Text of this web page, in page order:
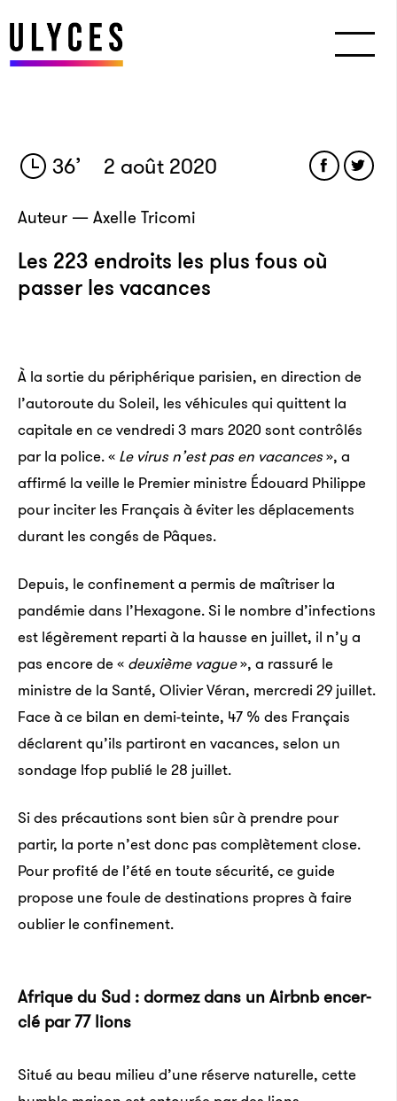
36’ 2 août 2020
Auteur — Axelle Tricomi
Les 223 endroits les plus fous où
passer les vacances
À la sortie du péri­phé­rique pari­sien, en direc­tion de
l’au­to­route du Soleil, les véhi­cules qui quittent la
capi­tale en ce vendredi 3 mars 2020 sont contrô­lés
par la police. « Le virus n’est pas en vacances», a
affirmé la veille le Premier ministre Édouard Philippe
pour inci­ter les Français à éviter les dépla­ce­ments
durant les congés de Pâques.
Depuis, le confinement a permis de maîtriser la
pandémie dans l’Hexagone. Si le nombre d’infections
est légèrement reparti à la hausse en juillet, il n’y a
pas encore de « deuxième vague», a rassuré le
ministre de la Santé, Olivier Véran, mercredi 29 juillet.
Face à ce bilan en demi-teinte, 47 % des Français
déclarent qu’ils partiront en vacances, selon un
sondage Ifop publié le 28 juillet.
Si des précautions sont bien sûr à prendre pour
partir, la porte n’est donc pas complètement close.
Pour profité de l’été en toute sécurité, ce guide
propose une foule de destinations propres à faire
oublier le confinement.
Afrique du Sud : dormez dans un Airbnb encer­
clé par 77 lions
Situé au beau milieu d’une réserve natu­relle, cette